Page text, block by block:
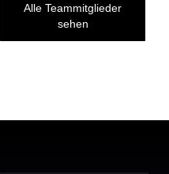
Alle Teammitglieder
sehen